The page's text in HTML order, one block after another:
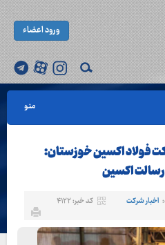
ورود اعضاء
منو
فولاد اکسین خوزستان:
اخبار شرکت کد خبر: ۴۱۲۲